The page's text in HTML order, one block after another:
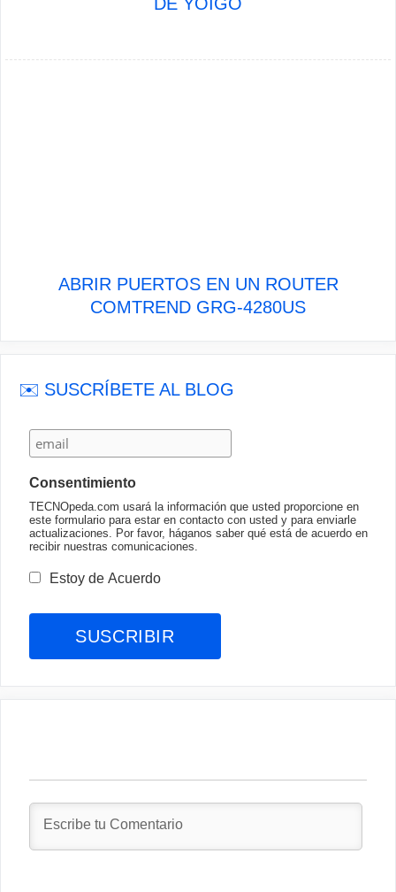
ABRIR PUERTOS EN UN ROUTER
COMTREND GRG-4280US
✉️ SUSCRÍBETE AL BLOG
Consentimiento
TECNOpeda.com usará la información que usted proporcione en
este formulario para estar en contacto con usted y para enviarle
actualizaciones. Por favor, háganos saber qué está de acuerdo en
recibir nuestras comunicaciones.
Estoy de Acuerdo